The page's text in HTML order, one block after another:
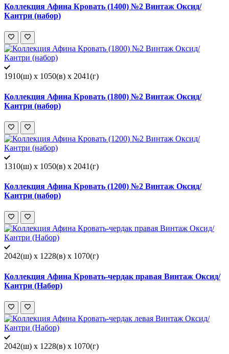
Коллекция Афина Кровать (1400) №2 Винтаж Оксид/
Кантри (набор)
1910(ш) x 1050(в) x 2041(г)
Коллекция Афина Кровать (1800) №2 Винтаж Оксид/
Кантри (набор)
1310(ш) x 1050(в) x 2041(г)
Коллекция Афина Кровать (1200) №2 Винтаж Оксид/
Кантри (набор)
2042(ш) x 1228(в) x 1070(г)
Коллекция Афина Кровать-чердак правая Винтаж Оксид/
Кантри (Набор)
2042(ш) x 1228(в) x 1070(г)